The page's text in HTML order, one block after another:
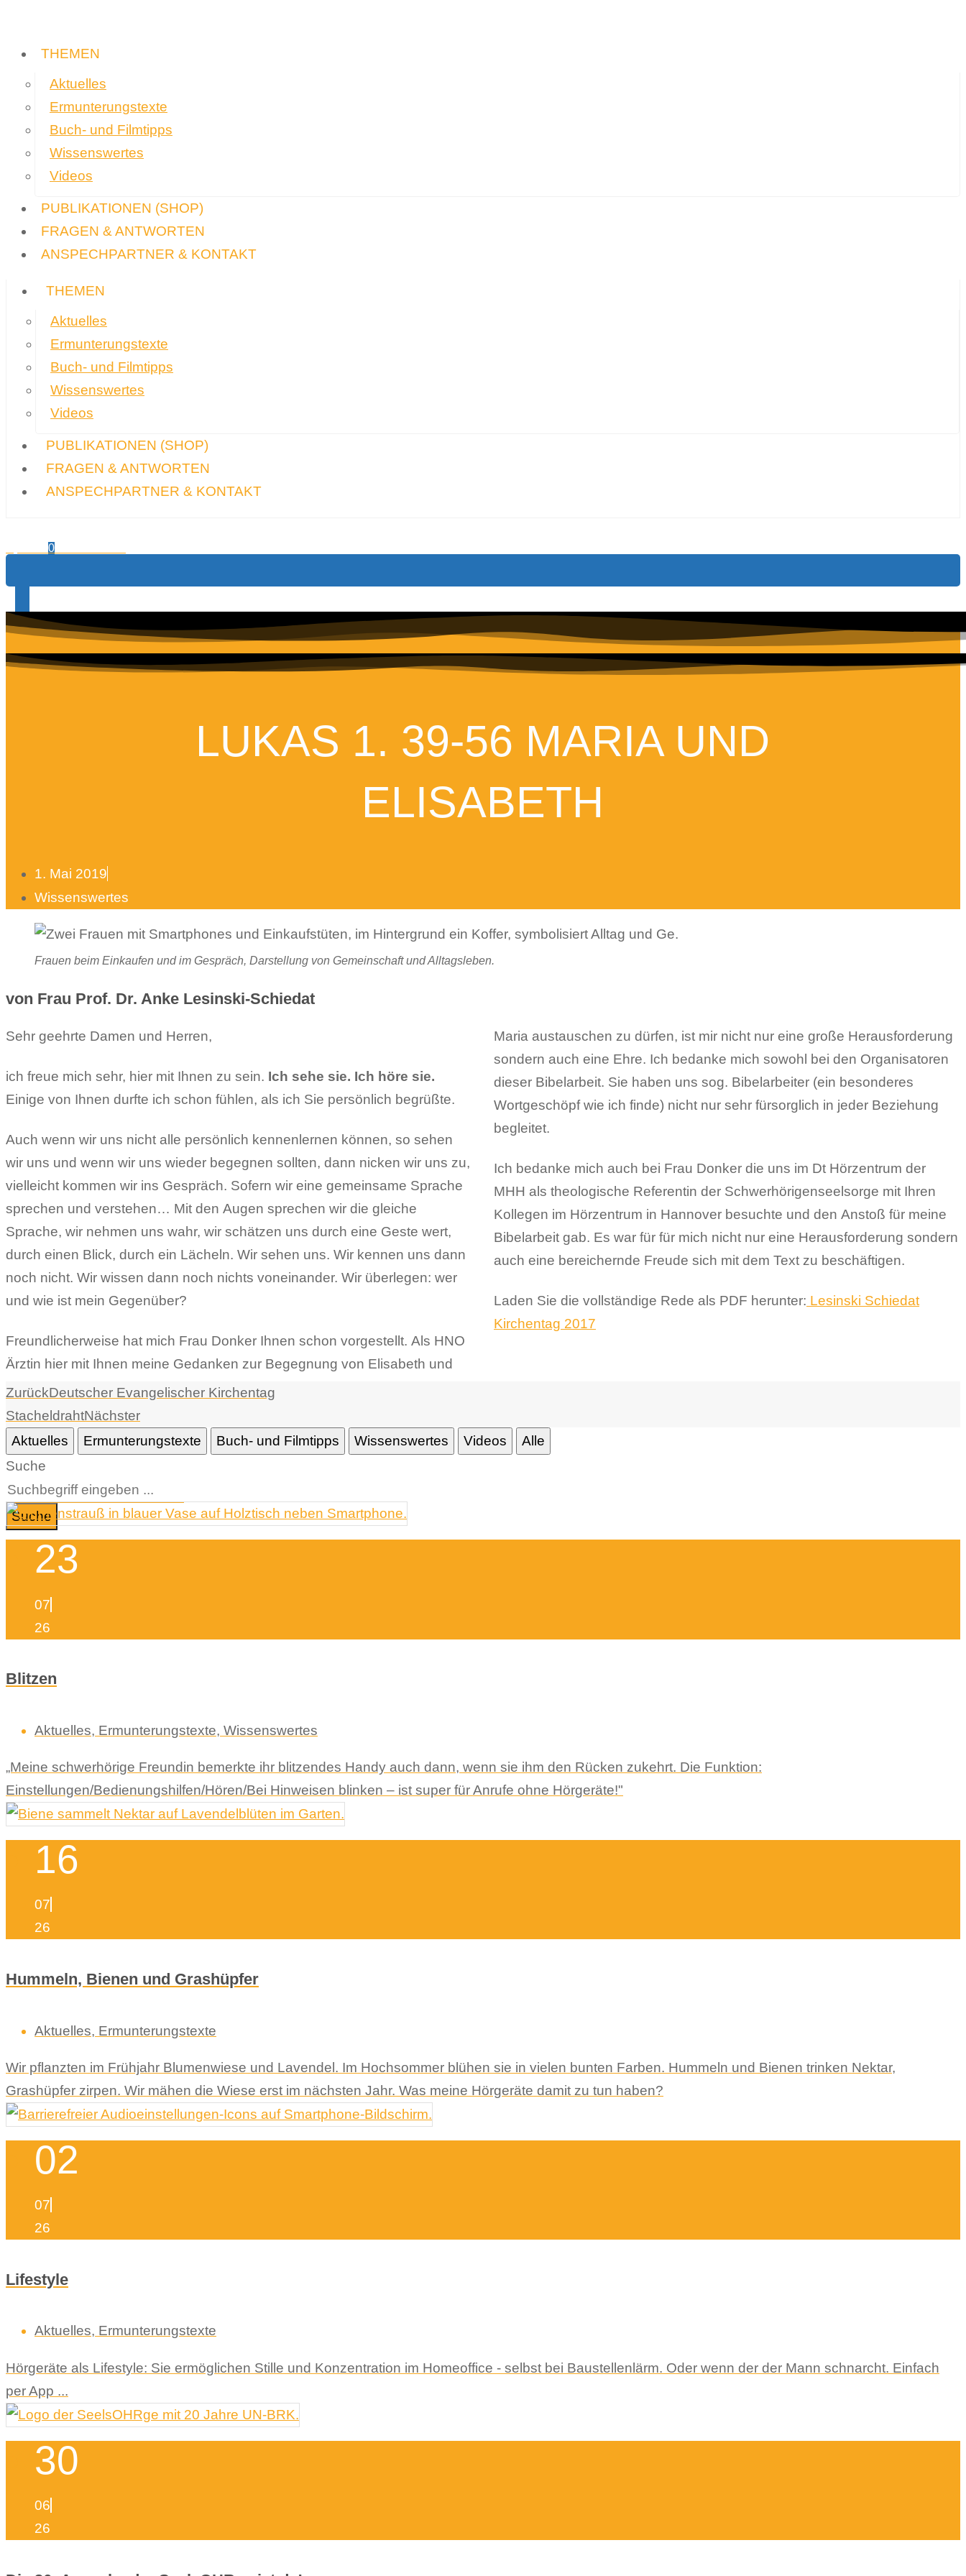
THEMEN
Aktuelles
Ermunterungstexte
Buch- und Filmtipps
Wissenswertes
Videos
PUBLIKATIONEN (SHOP)
FRAGEN & ANTWORTEN
ANSPECHPARTNER & KONTAKT
THEMEN
Aktuelles
Ermunterungstexte
Buch- und Filmtipps
Wissenswertes
Videos
PUBLIKATIONEN (SHOP)
FRAGEN & ANTWORTEN
ANSPECHPARTNER & KONTAKT
0
LUKAS 1. 39-56 MARIA UND
ELISABETH
1. Mai 2019
Wissenswertes
Frauen beim Einkaufen und im Gespräch, Darstellung von Gemeinschaft und Alltagsleben.
von Frau Prof. Dr. Anke Lesinski-Schiedat
Sehr geehrte Damen und Herren,
ich freue mich sehr, hier mit Ihnen zu sein. Ich sehe sie. Ich höre sie.
Einige von Ihnen durfte ich schon fühlen, als ich Sie persönlich begrüßte.
Auch wenn wir uns nicht alle persönlich kennenlernen können, so sehen
wir uns und wenn wir uns wieder begegnen sollten, dann nicken wir uns zu,
vielleicht kommen wir ins Gespräch. Sofern wir eine gemeinsame Sprache
sprechen und verstehen… Mit den Augen sprechen wir die gleiche
Sprache, wir nehmen uns wahr, wir schätzen uns durch eine Geste wert,
durch einen Blick, durch ein Lächeln. Wir sehen uns. Wir kennen uns dann
noch nicht. Wir wissen dann noch nichts voneinander. Wir überlegen: wer
und wie ist mein Gegenüber?
Freundlicherweise hat mich Frau Donker Ihnen schon vorgestellt. Als HNO
Ärztin hier mit Ihnen meine Gedanken zur Begegnung von Elisabeth und
Maria austauschen zu dürfen, ist mir nicht nur eine große Herausforderung
sondern auch eine Ehre. Ich bedanke mich sowohl bei den Organisatoren
dieser Bibelarbeit. Sie haben uns sog. Bibelarbeiter (ein besonderes
Wortgeschöpf wie ich finde) nicht nur sehr fürsorglich in jeder Beziehung
begleitet.
Ich bedanke mich auch bei Frau Donker die uns im Dt Hörzentrum der
MHH als theologische Referentin der Schwerhörigenseelsorge mit Ihren
Kollegen im Hörzentrum in Hannover besuchte und den Anstoß für meine
Bibelarbeit gab. Es war für für mich nicht nur eine Herausforderung sondern
auch eine bereichernde Freude sich mit dem Text zu beschäftigen.
Laden Sie die vollständige Rede als PDF herunter: Lesinski Schiedat
Kirchentag 2017
ZurückDeutscher Evangelischer Kirchentag
StacheldrahtNächster
Aktuelles
Ermunterungstexte Buch- und Filmtipps Wissenswertes Videos
Alle
Suche
Suche
23
07
26
Blitzen
Aktuelles, Ermunterungstexte, Wissenswertes
„Meine schwerhörige Freundin bemerkte ihr blitzendes Handy auch dann, wenn sie ihm den Rücken zukehrt. Die Funktion:
Einstellungen/Bedienungshilfen/Hören/Bei Hinweisen blinken – ist super für Anrufe ohne Hörgeräte!"
16
07
26
Hummeln, Bienen und Grashüpfer
Aktuelles, Ermunterungstexte
Wir pflanzten im Frühjahr Blumenwiese und Lavendel. Im Hochsommer blühen sie in vielen bunten Farben. Hummeln und Bienen trinken Nektar,
Grashüpfer zirpen. Wir mähen die Wiese erst im nächsten Jahr. Was meine Hörgeräte damit zu tun haben?
02
07
26
Lifestyle
Aktuelles, Ermunterungstexte
Hörgeräte als Lifestyle: Sie ermöglichen Stille und Konzentration im Homeoffice - selbst bei Baustellenlärm. Oder wenn der der Mann schnarcht. Einfach
per App ...
30
06
26